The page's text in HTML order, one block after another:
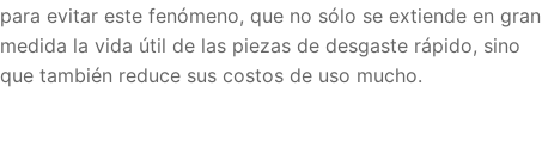
para evitar este fenómeno, que no sólo se extiende en gran
medida la vida útil de las piezas de desgaste rápido, sino
que también reduce sus costos de uso mucho.